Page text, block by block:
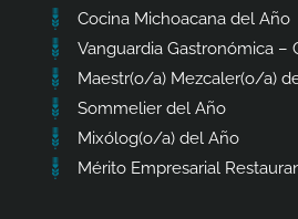
Cocina Michoacana del Año
Vanguardia Gastronómica –
Maestr(o/a) Mezcaler(o/a)
Sommelier del Año
Mixólog(o/a) del Año
Mérito Empresarial